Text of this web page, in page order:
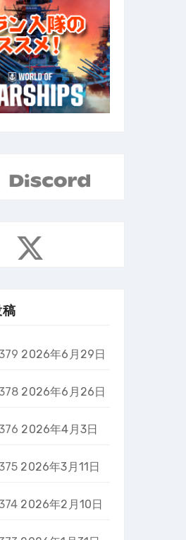
2026年6月29日
2026年6月26日
2026年4月3日
2026年3月11日
2026年2月10日